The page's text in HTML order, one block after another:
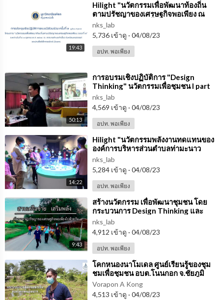
19:43
⁣Hilight "นวัตกรรมเพื่อพัฒนาท้องถิ่น
ตามปรัชญาของเศรษฐกิจพอเพียง ณ
เทศบาลตำบลเก้าเลี้ยว"
nks_lab
5,736 เข้าดู · 04/08/23
อปท. พอเพียง
50:13
⁣การอบรมเชิงปฏิบัติการ "Design
Thinking" นวัตกรรมเพื่อชุมชน l part
4/4 l NKS LAB
nks_lab
4,569 เข้าดู · 04/08/23
อปท. พอเพียง
14:22
⁣Hilight "นวัตกรรมพลังงานทดแทนของ
องค์การบริหารส่วนตำบลท่ามะนาว
จังหวัดลพบุรี"
nks_lab
5,284 เข้าดู · 04/08/23
อปท. พอเพียง
9:43
⁣สร้างนวัตกรรม เพื่อพัฒนาชุมชน โดย
กระบวนการ Design Thinking และ
อบต.ต้นแบบพลังงานทดแทน
nks_lab
4,912 เข้าดู · 04/08/23
อปท. พอเพียง
⁣โคกหนองนาโมเดล ศูนย์เรียนรู้ของชุม
ชมเพื่อชุมชน อบต.โนนกอก จ.ชัยภูมิ
Vorapon A Kong
4,513 เข้าดู · 04/08/23